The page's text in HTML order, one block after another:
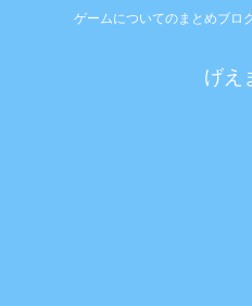
ゲームについてのまとめブロ
げえ